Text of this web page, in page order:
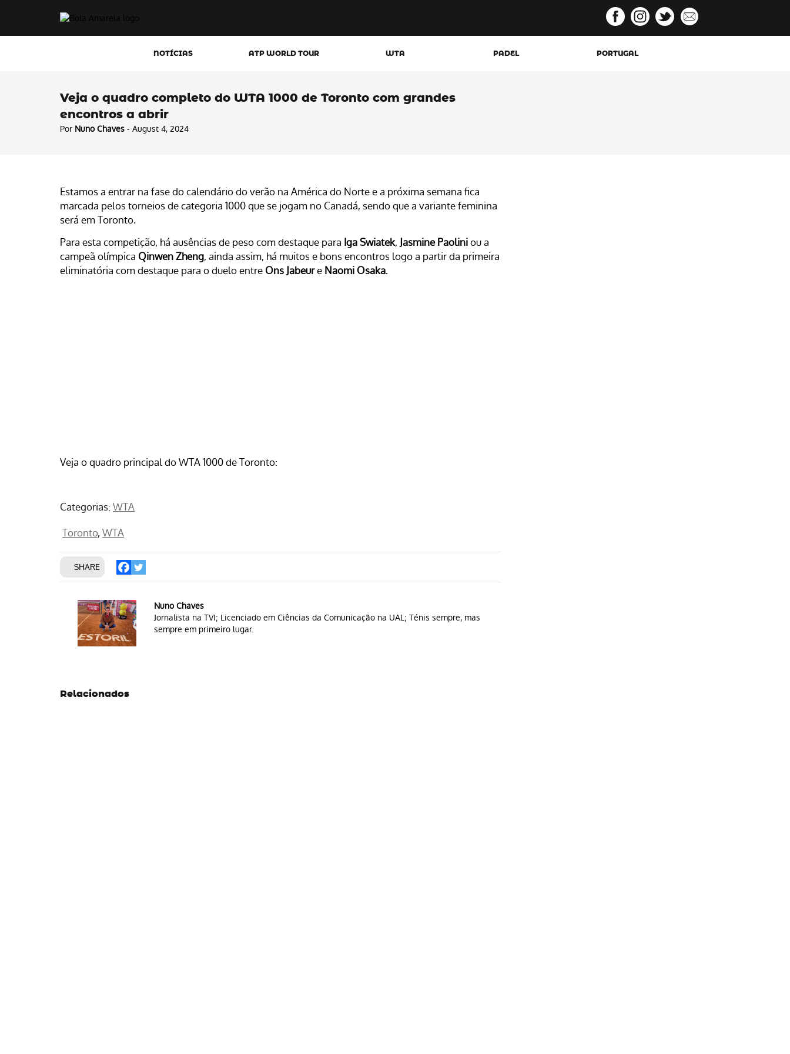
NOTÍCIAS ATP WORLD TOUR WTA PADEL PORTUGAL
Veja o quadro completo do WTA 1000 de Toronto com grandes
encontros a abrir
Por Nuno Chaves - August 4, 2024
Estamos a entrar na fase do calendário do verão na América do Norte e a próxima semana fica
marcada pelos torneios de categoria 1000 que se jogam no Canadá, sendo que a variante feminina
será em Toronto.
Para esta competição, há ausências de peso com destaque para Iga Swiatek,Jasmine Paoliniou a
campeã olímpica Qinwen Zheng, ainda assim, há muitos e bons encontros logo a partir da primeira
eliminatória com destaque para o duelo entre Ons Jabeure Naomi Osaka.
Veja o quadro principal do WTA 1000 de Toronto:
Categorias: WTA
Toronto WTA
SHARE
Nuno Chaves
Jornalista na TVI; Licenciado em Ciências da Comunicação na UAL; Ténis sempre, mas
sempre em primeiro lugar.
Relacionados